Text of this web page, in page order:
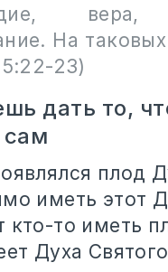
вера,
На
23)
дать то,
плод
иметь этот
кто-то иметь
Духа